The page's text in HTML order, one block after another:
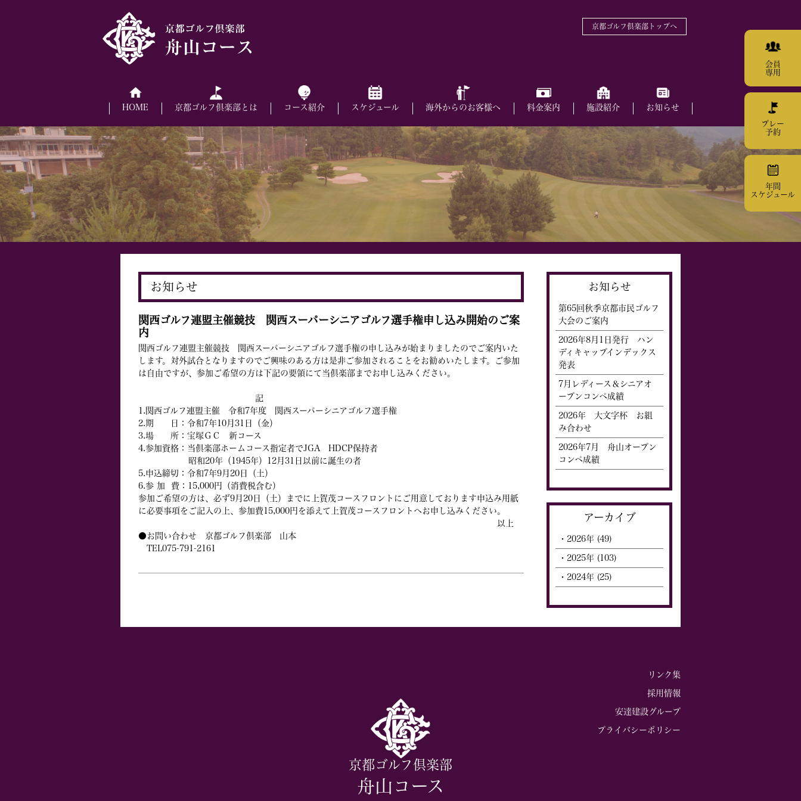
京都ゴルフ倶楽部トップへ
会員
専用
プレー
予約
年間
スケジュール
HOME 京都ゴルフ倶楽部とは コース紹介 スケジュール 海外からのお客様へ 料金案内 施設紹介 お知らせ
お知らせ
関西ゴルフ連盟主催競技 関西スーパーシニアゴルフ選手権申し込み開始のご案
内
関西ゴルフ連盟主催競技 関西スーパーシニアゴルフ選手権の申し込みが始まりましたのでご案内いた
します。対外試合となりますのでご興味のある方は是非ご参加されることをお勧めいたします。ご参加
は自由ですが、参加ご希望の方は下記の要領にて当倶楽部までお申し込みください。
記
1.関西ゴルフ連盟主催 令和7年度 関西スーパーシニアゴルフ選手権
2.期 日：令和7年10月31日（金）
3.場 所：宝塚ＧＣ 新コース
4.参加資格：当倶楽部ホームコース指定者でJGA HDCP保持者
昭和20年（1945年）12月31日以前に誕生の者
5.申込締切：令和7年9月20日（土）
6.参 加 費：15,000円（消費税含む）
参加ご希望の方は、必ず9月20日（土）までに上賀茂コースフロントにご用意しております申込み用紙
に必要事項をご記入の上、参加費15,000円を添えて上賀茂コースフロントへお申し込みください。
以上
●お問い合わせ 京都ゴルフ倶楽部 山本
TEL075-791-2161
お知らせ
第65回秋季京都市民ゴルフ
大会のご案内
2026年8月1日発行 ハン
ディキャップインデックス
発表
7月レディース＆シニアオ
ープンコンペ成績
2026年 大文字杯 お組
み合わせ
2026年7月 舟山オープン
コンペ成績
アーカイブ
・2026年 (49)
・2025年 (103)
・2024年 (25)
京都ゴルフ倶楽部
舟山コース
リンク集
採用情報
安達建設グループ
プライバシーポリシー